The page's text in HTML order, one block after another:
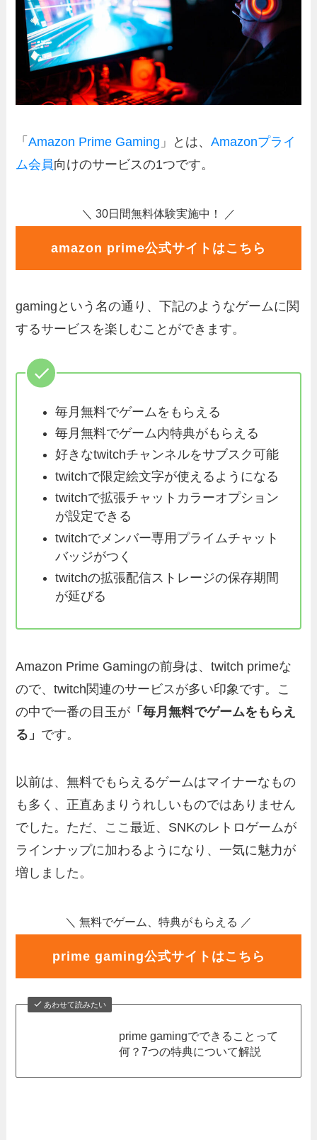
「Amazon Prime Gaming 」とは、Amazonプライ
ム会員向けのサービスの1つです。
＼ 30日間無料体験実施中！ ／
amazon prime公式サイトはこちら
gamingという名の通り、下記のようなゲームに関
するサービスを楽しむことができます。
毎月無料でゲームをもらえる
毎月無料でゲーム内特典がもらえる
好きなtwitchチャンネルをサブスク可能
twitchで限定絵文字が使えるようになる
twitchで拡張チャットカラーオプション
が設定できる
twitchでメンバー専用プライムチャット
バッジがつく
twitchの拡張配信ストレージの保存期間
が延びる
Amazon Prime Gamingの前身は、twitch primeな
ので、twitch関連のサービスが多い印象です。こ
の中で一番の目玉が 「毎月無料でゲームをもらえ
る」 です。
以前は、無料でもらえるゲームはマイナーなもの
も多く、正直あまりうれしいものではありません
でした。ただ、ここ最近、SNKのレトロゲームが
ラインナップに加わるようになり、一気に魅力が
増しました。
＼ 無料でゲーム、特典がもらえる ／
prime gaming公式サイトはこちら
あわせて読みたい
prime gamingでできることって
何？7つの特典について解説